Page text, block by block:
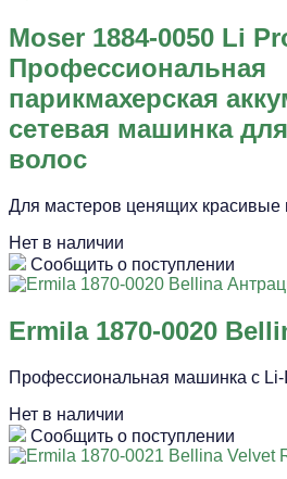
Moser 1884-0050 Li
Профессиональная
парикмахерская
сетевая машинка
волос
Для мастеров ценящих красивые
Нет в наличии
Сообщить о поступлении
Ermila 1870-0020
Профессиональная машинка с Li-
Нет в наличии
Сообщить о поступлении